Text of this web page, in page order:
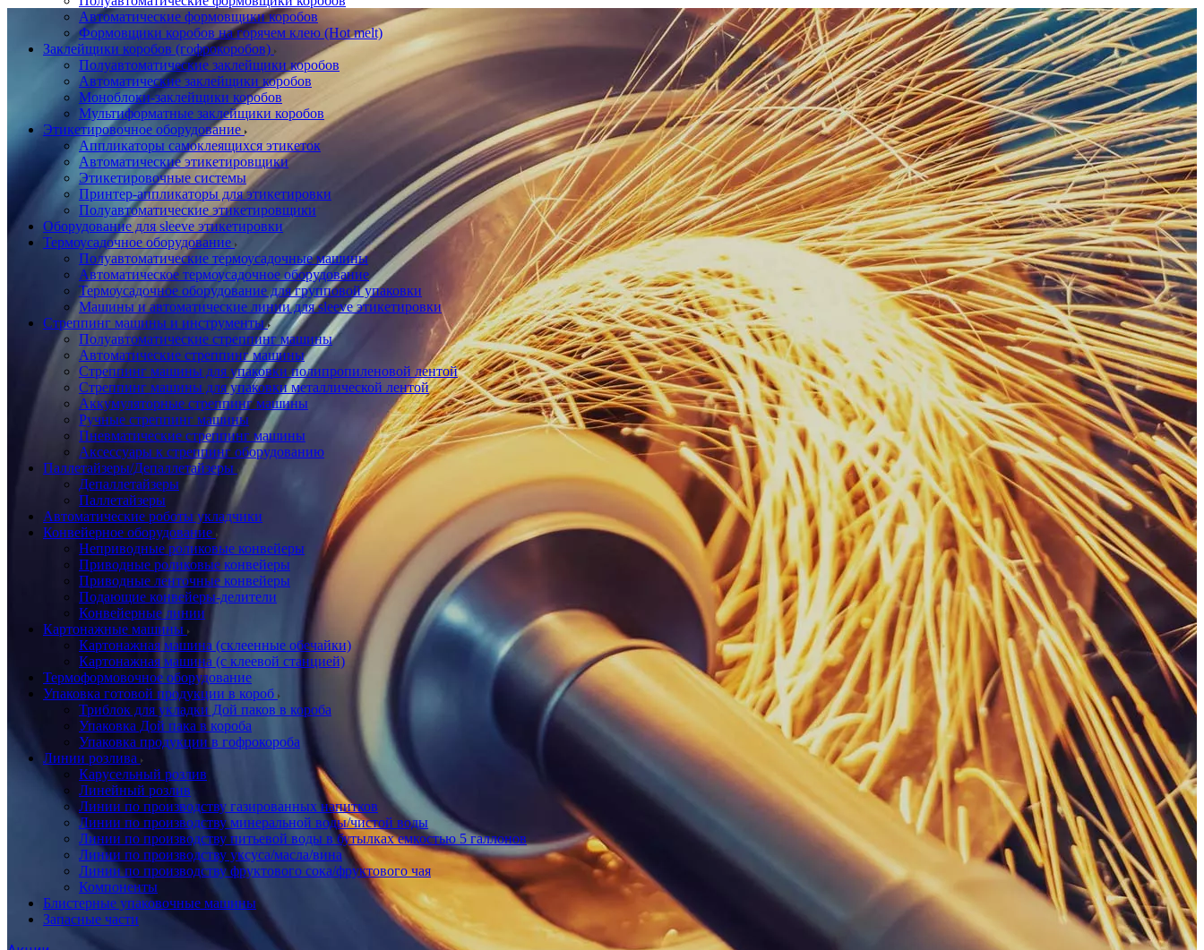
Автоматические формовщики коробов
Формовщики коробов на горячем клею (Hot melt)
Заклейщики коробов (гофрокоробов)
Полуавтоматические заклейщики коробов
Автоматические заклейщики коробов
Моноблоки-заклейщики коробов
Мультиформатные заклейщики коробов
Этикетировочное оборудование
Аппликаторы самоклеящихся этикеток
Автоматические этикетировщики
Этикетировочные системы
Принтер-аппликаторы для этикетировки
Полуавтоматические этикетировщики
Оборудование для sleeve этикетировки
Термоусадочное оборудование
Полуавтоматические термоусадочные машины
Автоматическое термоусадочное оборудование
Термоусадочное оборудование для групповой упаковки
Машины и автоматические линии для sleeve этикетировки
Стреппинг машины и инструменты
Полуавтоматические стреппинг машины
Автоматические стреппинг машины
Стреппинг машины для упаковки полипропиленовой лентой
Стреппинг машины для упаковки металлической лентой
Аккумуляторные стреппинг машины
Ручные стреппинг машины
Пневматические стреппинг машины
Аксессуары к стреппинг оборудованию
Паллетайзеры/Депаллетайзеры
Депаллетайзеры
Паллетайзеры
Автоматические роботы укладчики
Конвейерное оборудование
Неприводные роликовые конвейеры
Приводные роликовые конвейеры
Приводные ленточные конвейеры
Подающие конвейеры-делители
Конвейерные линии
Картонажные машины
Картонажная машина (склеенные обечайки)
Картонажная машина (с клеевой станцией)
Термоформовочное оборудование
Упаковка готовой продукции в короб
Триблок для укладки Дой паков в короба
Упаковка Дой пака в короба
Упаковка продукции в гофрокороба
Линии розлива
Карусельный розлив
Линейный розлив
Линии по производству газированных напитков
Линии по производству минеральной воды/чистой воды
Линии по производству питьевой воды в бутылках емкостью 5 галлонов
Линии по производству уксуса/масла/вина
Линии по производству фруктового сока/фруктового чая
Компоненты
Блистерные упаковочные машины
Запасные части